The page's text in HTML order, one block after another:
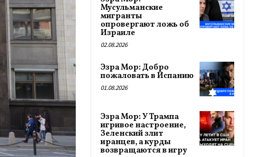
Мусульманские
мигранты
опровергают ложь об
Израиле
02.08.2026
Эзра Мор: Добро
пожаловать в Испанию
01.08.2026
Эзра Мор: У Трампа
игривое настроение,
Зеленский злит
иранцев, а курды
возвращаются в игру